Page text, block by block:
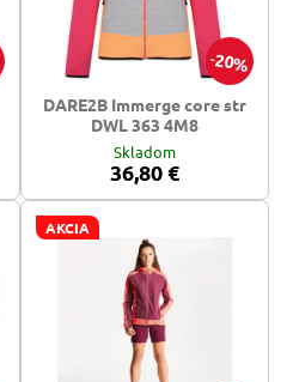
20%
DARE2B Immerge core str
DWL 363 4M8
Skladom
36,80 €
AKCIA